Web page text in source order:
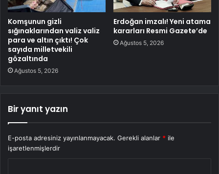
Komşunun gizli
sığınaklarından valiz valiz
para ve altın çıktı! Çok
sayıda milletvekili
gözaltında
Ağustos 5, 2026
Erdoğan imzalı! Yeni atama
kararları Resmi Gazete’de
Ağustos 5, 2026
Bir yanıt yazın
E-posta adresiniz yayınlanmayacak. Gerekli alanlar * ile
işaretlenmişlerdir